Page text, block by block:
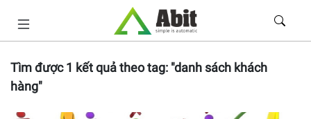
Tìm được1 kết quả theo tag: "danh sách khách
hàng"